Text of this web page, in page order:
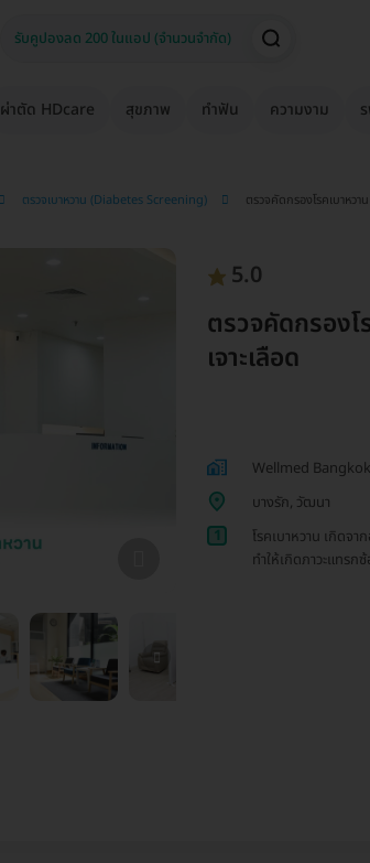
ผ่าตัด HDcare สุขภาพ ทำฟัน ความงาม
ตรวจเบาหวาน (Diabetes Screening) ตรวจคัดกรองโรคเบาหวา
5.0
ตรวจคัดกรองโ
เจาะเลือด
Wellmed
บางรัก, วัฒนา
1
โรคเบาหวาน เกิดจ
ทำให้เกิดภาวะแทรก